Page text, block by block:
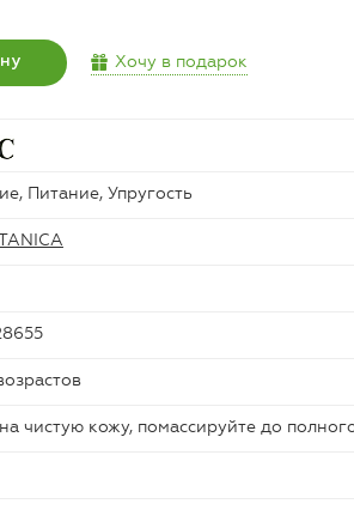
Хочу в подарок
Питание, Упругость
чистую кожу, помассируйте до